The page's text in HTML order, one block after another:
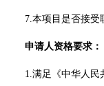
7.本项目是否接受
申请人资格要求：
1.满足《中华人民